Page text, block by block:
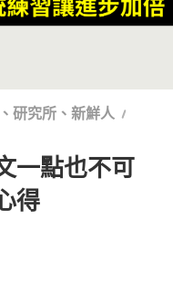
研究所、新鮮人
一點也不可
得